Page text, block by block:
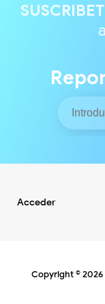
Acceder
Copyright ©2026